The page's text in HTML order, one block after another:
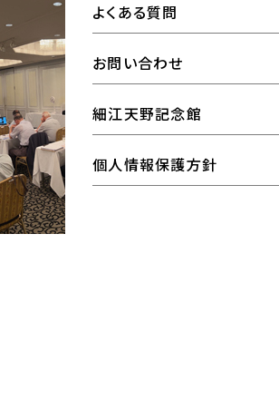
よくある質問
研究助成金について
大学院奨学金について
工業高校奨学金について
お問い合わせ
細江天野記念館
個人情報保護方針